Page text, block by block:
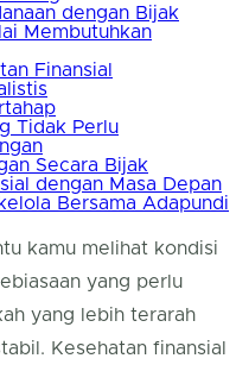
dengan Bijak
Membutuhkan
Finansial
Tidak Perlu
Secara Bijak
dengan Masa Depan
Bersama Adapundi
kamu melihat kondisi
yang perlu
yang lebih terarah
Kesehatan finansial